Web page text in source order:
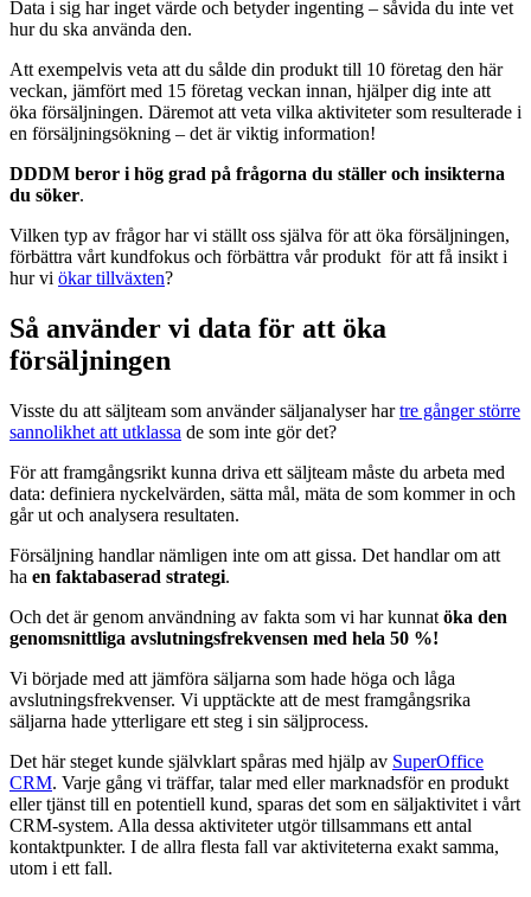
Data i sig har inget värde och betyder ingenting – såvida du inte vet
hur du ska använda den.
Att exempelvis veta att du sålde din produkt till 10 företag den här
veckan, jämfört med 15 företag veckan innan, hjälper dig inte att
öka försäljningen. Däremot att veta vilka aktiviteter som resulterade i
en försäljningsökning – det är viktig information!
DDDM beror i hög grad på frågorna du ställer och insikterna
du söker.
Vilken typ av frågor har vi ställt oss själva för att öka försäljningen,
förbättra vårt kundfokus och förbättra vår produkt för att få insikt i
hur vi ökar tillväxten?
Så använder vi data för att öka
försäljningen
Visste du att säljteam som använder säljanalyser hartre gånger större
sannolikhet att utklassa de som inte gör det?
För att framgångsrikt kunna driva ett säljteam måste du arbeta med
data: definiera nyckelvärden, sätta mål, mäta de som kommer in och
går ut och analysera resultaten.
Försäljning handlar nämligen inte om att gissa. Det handlar om att
ha en faktabaserad strategi.
Och det är genom användning av fakta som vi har kunnat öka den
genomsnittliga avslutningsfrekvensen med hela 50 %!
Vi började med att jämföra säljarna som hade höga och låga
avslutningsfrekvenser. Vi upptäckte att de mest framgångsrika
säljarna hade ytterligare ett steg i sin säljprocess.
Det här steget kunde självklart spåras med hjälp av SuperOffice
CRM. Varje gång vi träffar, talar med eller marknadsför en produkt
eller tjänst till en potentiell kund, sparas det som en säljaktivitet i vårt
CRM-system. Alla dessa aktiviteter utgör tillsammans ett antal
kontaktpunkter. I de allra flesta fall var aktiviteterna exakt samma,
utom i ett fall.